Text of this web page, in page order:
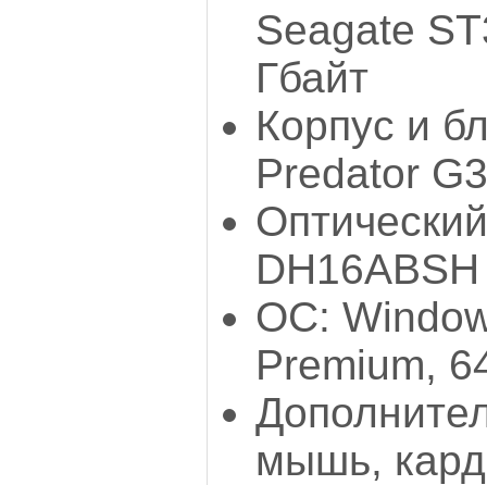
Seagate
Гбайт
Корпус и
Predator
ОС:
Premium,
мышь,